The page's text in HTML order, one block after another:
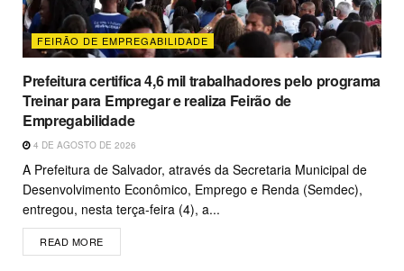
FEIRÃO DE EMPREGABILIDADE
Prefeitura certifica 4,6 mil trabalhadores pelo programa
Treinar para Empregar e realiza Feirão de
Empregabilidade
4 DE AGOSTO DE 2026
A Prefeitura de Salvador, através da Secretaria Municipal de
Desenvolvimento Econômico, Emprego e Renda (Semdec),
entregou, nesta terça-feira (4), a...
READ MORE